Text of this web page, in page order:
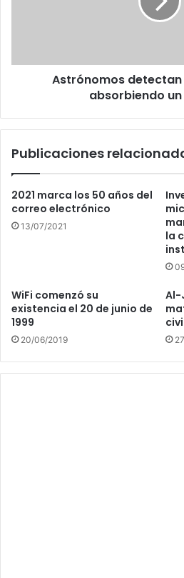
Astrónomos
absorbiendo
Publicaciones
2021 marca los 50 años del
correo electrónico
13/07/2021
la
WiFi comenzó su
existencia el 20 de junio de
1999
20/06/2019
Al-